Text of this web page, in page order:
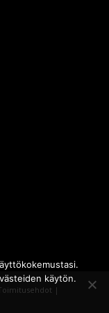
|
käytön.